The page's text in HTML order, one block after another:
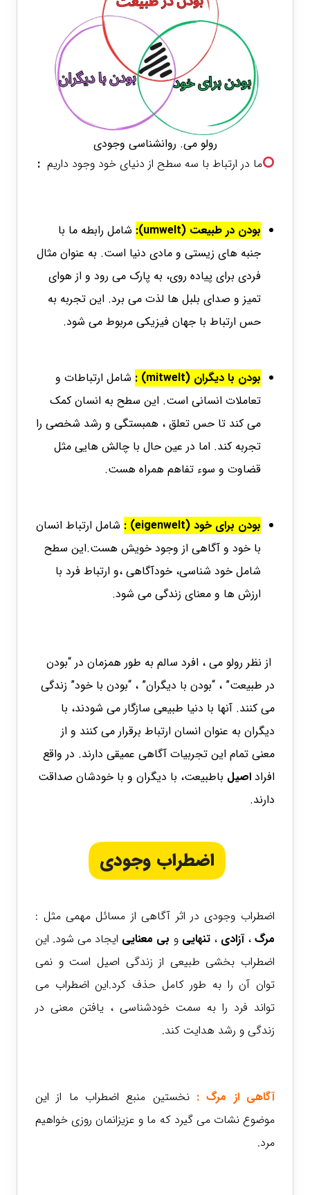
رولو می. روانشناسی وجودی
ما در ارتباط با سه سطح از دنیای خود وجود داریم:
بودن در طبیعت (umwelt):
شامل رابطه ما با
جنبه های زیستی و مادی دنیا است. به عنوان مثال
فردی برای پیاده روی، به پارک می رود و از هوای
تمیز و صدای بلبل ها لذت می برد. این تجربه به
حس ارتباط با جهان فیزیکی مربوط می شود.
بودن با دیگران (mitwelt) :
شامل ارتباطات و
تعاملات انسانی است. این سطح به انسان کمک
می کند تا حس تعلق ، همبستگی و رشد شخصی را
تجربه کند. اما در عین حال با چالش هایی مثل
قضاوت و سوء تفاهم همراه هست.
بودن برای خود (eigenwelt) :
شامل ارتباط انسان
با خود و آگاهی از وجود خویش هست.این سطح
شامل خود شناسی، خودآگاهی ،و ارتباط فرد با
ارزش ها و معنای زندگی می شود.
از نظر رولو می ، افرد سالم به طور همزمان در “بودن
در طبیعت” ، “بودن با دیگران” ، “بودن با خود” زندگی
می کنند. آنها با دنیا طبیعی سازگار می شودند، با
دیگران به عنوان انسان ارتباط برقرار می کنند و از
معنی تمام این تجربیات آگاهی عمیقی دارند. در واقع
افراد اصیل باطبیعت، با دیگران و با خودشان صداقت
دارند.
اضطراب وجودی
اضطراب وجودی در اثر آگاهی از مسائل مهمی مثل :
مرگ، آزادی،تنهایی و بی معنایی ایجاد می شود. این
اضطراب بخشی طبیعی از زندگی اصیل است و نمی
توان آن را به طور کامل حذف کرد.این اضطراب می
تواند فرد را به سمت خودشناسی ، یافتن معنی در
زندگی و رشد هدایت کند.
آگاهی از مرگ :نخستین منبع اضطراب ما از این
موضوع نشات می گیرد که ما و عزیزانمان روزی خواهیم
مرد.